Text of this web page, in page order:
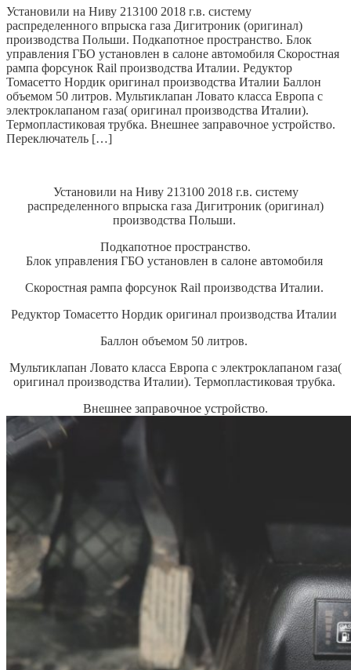
Установили на Ниву 213100 2018 г.в. систему
распределенного впрыска газа Дигитроник (оригинал)
производства Польши. Подкапотное пространство. Блок
управления ГБО установлен в салоне автомобиля Скоростная
рампа форсунок Rail производства Италии. Редуктор
Томасетто Нордик оригинал производства Италии Баллон
объемом 50 литров. Мультиклапан Ловато класса Европа с
электроклапаном газа( оригинал производства Италии).
Термопластиковая трубка. Внешнее заправочное устройство.
Переключатель […]
Установили на Ниву 213100 2018 г.в. систему
распределенного впрыска газа Дигитроник (оригинал)
производства Польши.
Подкапотное пространство.
Блок управления ГБО установлен в салоне автомобиля
Скоростная рампа форсунок Rail производства Италии.
Редуктор Томасетто Нордик оригинал производства Италии
Баллон объемом 50 литров.
Мультиклапан Ловато класса Европа с электроклапаном газа(
оригинал производства Италии). Термопластиковая трубка.
Внешнее заправочное устройство.